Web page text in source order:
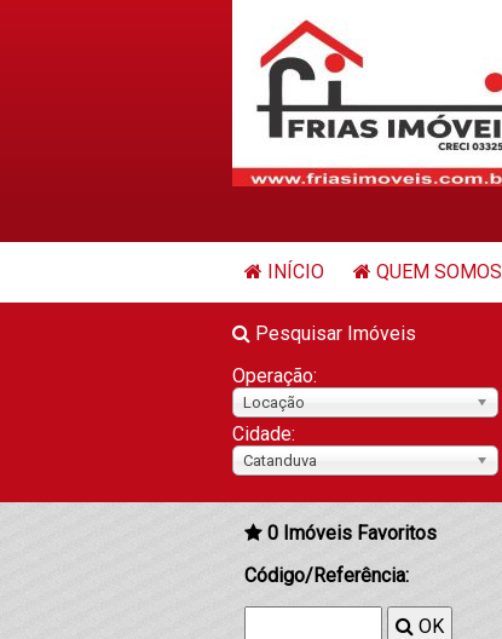
INÍCIO QUEM SOMOS
Pesquisar Imóveis
Operação:
Locação
Cidade:
Catanduva
0 Imóveis Favoritos
Código/Referência:
OK